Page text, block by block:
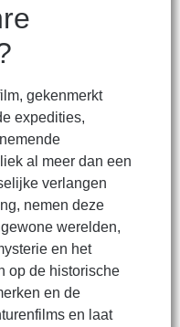
gekenmerkt
expedities,
al meer dan een
verlangen
nemen deze
werelden,
en het
op de historische
en de
en laat